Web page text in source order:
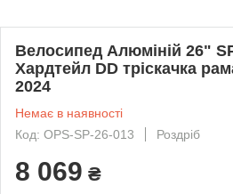
Велосипед Алюміній 26"
Хардтейл DD тріскачка
2024
Немає в наявності
Код: OPS-SP-26-013
Роздріб
8 069 ₴